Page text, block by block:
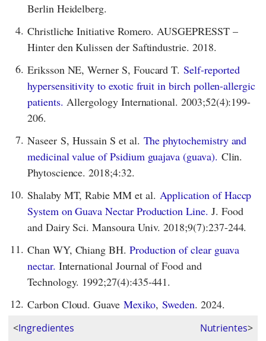
Berlin Heidelberg.
4. Christliche Initiative Romero. AUSGEPRESST –
Hinter den Kulissen der Saftindustrie. 2018.
6. Eriksson NE, Werner S, Foucard T.Self-reported
hypersensitivity to exotic fruit in birch pollen-allergic
patients. Allergology International. 2003;52(4):199-
206.
7. Naseer S, Hussain S et al. The phytochemistry and
medicinal value of Psidium guajava (guava). Clin.
Phytoscience. 2018;4:32.
10. Shalaby MT, Rabie MM et al. Application of Haccp
System on Guava Nectar Production Line. J. Food
and Dairy Sci. Mansoura Univ. 2018;9(7):237-244.
11. Chan WY, Chiang BH. Production of clear guava
nectar. International Journal of Food and
Technology. 1992;27(4):435-441.
12. Carbon Cloud. Guave Mexiko, Sweden. 2024.
<Ingredientes Nutrientes>